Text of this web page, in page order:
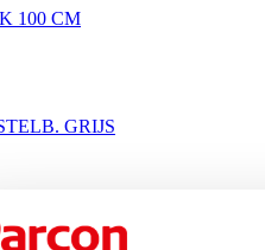
100 CM
GRIJS